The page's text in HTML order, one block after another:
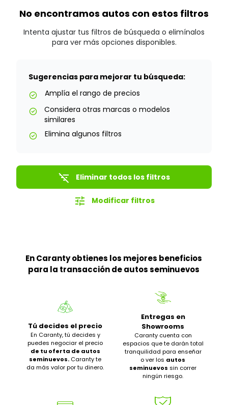
No encontramos autos con estos filtros
Intenta ajustar tus filtros de búsqueda o elimínalos
para ver más opciones disponibles.
Sugerencias para mejorar tu búsqueda:
check_circle Amplía el rango de precios
check_circle
Considera otras marcas o modelos
similares
check_circle Elimina algunos filtros
filter_list_off Eliminar todos los filtros
tune Modificar filtros
En Caranty obtienes los mejores beneficios
para la transacción de autos seminuevos
Tú decides el precio
En Caranty, tú decides y
puedes negociar el precio
de tu oferta de autos
seminuevos. Caranty te
da más valor por tu dinero.
Entregas en
Showrooms
Caranty cuenta con
espacios que te darán total
tranquilidad para enseñar
o ver los autos
seminuevos sin correr
ningún riesgo.